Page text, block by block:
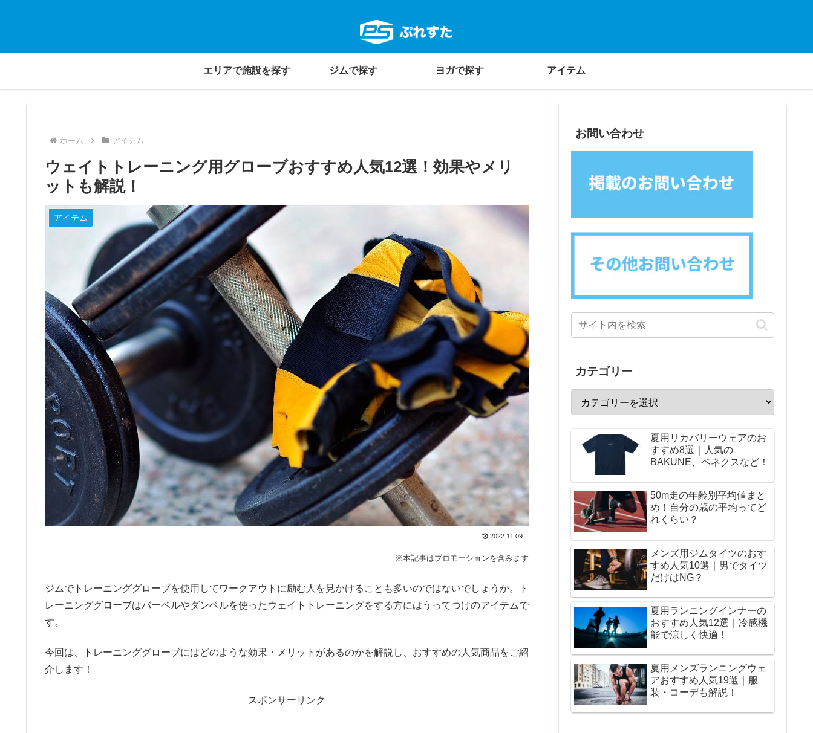
エリアで施設を探す ジムで探す ヨガで探す アイテム
ホーム アイテム
ウェイトトレーニング用グローブおすすめ人気12選！効果やメリ
ットも解説！
アイテム
2022.11.09
※本記事はプロモーションを含みます
ジムでトレーニンググローブを使用してワークアウトに励む人を見かけることも多いのではないでしょうか。ト
レーニンググローブはバーベルやダンベルを使ったウェイトトレーニングをする方にはうってつけのアイテムで
す。
今回は、トレーニンググローブにはどのような効果・メリットがあるのかを解説し、おすすめの人気商品をご紹
介します！
スポンサーリンク
お問い合わせ
カテゴリー
夏用リカバリーウェアのお
すすめ8選｜人気の
BAKUNE、ベネクスなど！
50m走の年齢別平均値まと
め！自分の歳の平均ってど
れくらい？
メンズ用ジムタイツのおす
すめ人気10選｜男でタイツ
だけはNG？
夏用ランニングインナーの
おすすめ人気12選｜冷感機
能で涼しく快適！
夏用メンズランニングウェ
アおすすめ人気19選｜服
装・コーデも解説！